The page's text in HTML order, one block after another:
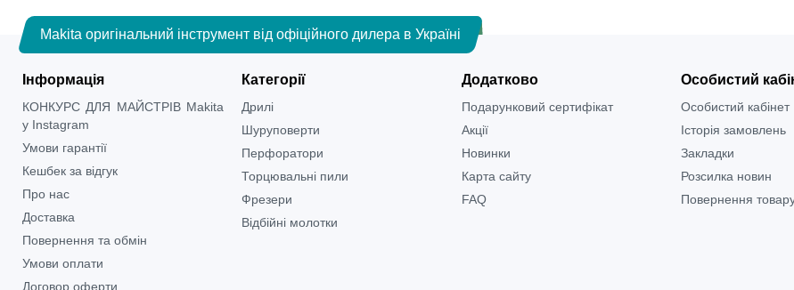
Makita оригінальний інструмент від офіційного дилера в Україні
Інформація
КОНКУРС ДЛЯ МАЙСТРІВ Makita
у Instagram
Умови гарантії
Кешбек за відгук
Про нас
Доставка
Повернення та обмін
Умови оплати
Договор оферти
Категорії
Дрилі
Шуруповерти
Перфоратори
Торцювальні пили
Фрезери
Відбійні молотки
Додатково
Подарунковий сертифікат
Акції
Новинки
Карта сайту
FAQ
Особистий
Особистий кабінет
Історія замовлень
Закладки
Розсилка новин
Повернення